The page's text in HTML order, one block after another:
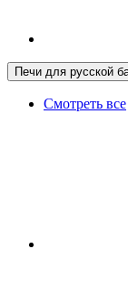
Печи для русской
Смотреть все